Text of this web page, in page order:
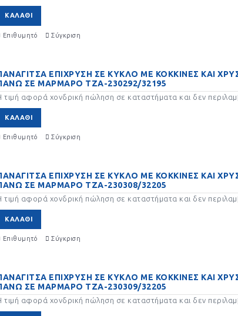
ΚΕΡΙΑ ΔΏΡΑ ΓΟΎΡΙΑ
ΓΟΎΡΙΑ
ΓΟΎΡΙΑ 2023
ΞΥΛΙΝΑ ΔΏΡΑ ΓΟΎΡΙΑ
ΣΠΙΤΙΩΝ ΣΠΙΤΙΑ ΓΟΎΡΙΑ
ΔΏΡΑ 2023
ΣΩΛΗΝΕΣ ΓΟΎΡΙΑ ΔΏΡΑ
ΚΑΛΆΘΙ
Επιθυμητό Σύγκριση
ΕΠΙΧΡΥΣΗ ΣΕ ΚΥΚΛΟ ΜΕ ΚΟΚΚΙΝΕΣ ΚΑΙ
ΣΕ ΜΑΡΜΑΡΟ ΤΖΑ-230292/32195
τιμή αφορά χονδρική πώληση σε καταστήματα και δεν
ΚΑΛΆΘΙ
Επιθυμητό Σύγκριση
ΕΠΙΧΡΥΣΗ ΣΕ ΚΥΚΛΟ ΜΕ ΚΟΚΚΙΝΕΣ ΚΑΙ
ΣΕ ΜΑΡΜΑΡΟ ΤΖΑ-230308/32205
τιμή αφορά χονδρική πώληση σε καταστήματα και δεν
ΚΑΛΆΘΙ
Επιθυμητό Σύγκριση
ΕΠΙΧΡΥΣΗ ΣΕ ΚΥΚΛΟ ΜΕ ΚΟΚΚΙΝΕΣ ΚΑΙ
ΣΕ ΜΑΡΜΑΡΟ ΤΖΑ-230309/32205
τιμή αφορά χονδρική πώληση σε καταστήματα και δεν